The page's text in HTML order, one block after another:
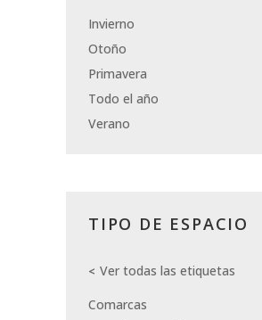
Invierno
Otoño
Primavera
Todo el año
Verano
TIPO DE ESPACIO
Ver todas las etiquetas
Comarcas